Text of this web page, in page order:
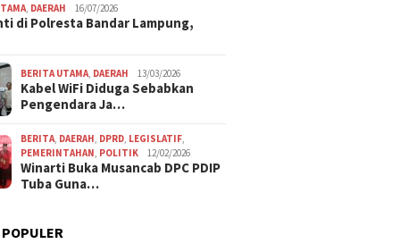
DAERAH 16/07/2026
di Polresta Bandar Lampung,
BERITA UTAMA DAERAH 13/03/2026
Kabel WiFi Diduga Sebabkan
Pengendara Ja…
BERITA DAERAH DPRD LEGISLATIF
PEMERINTAHAN POLITIK 12/02/2026
Winarti Buka Musancab DPC PDIP
Tuba Guna…